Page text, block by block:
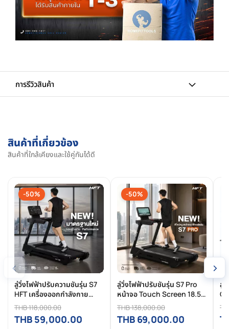
การรีวิวสินค้า
สินค้าที่เกี่ยวข้อง
สินค้าที่ใกล้เคียงและใช้คู่กันได้ดี
‹
-50%
ลู่วิ่งไฟฟ้าปรับความชันรุ่น S7
HFT เครื่องออกกำลังกาย
ฟิตเนสระดับ Commercial
ปรับชันอัตโนมัติ มอเตอร์ 6
แรงม้า จาก Homefittools
THB 118,000.00
THB 59,000.00
-50%
ลู่วิ่งไฟฟ้าปรับชันรุ่น S7 Pro
หน้าจอ Touch Screen 18.5
นิ้ว มอเตอร์ 6 แรงม้า ปรับ
ความชันอัตโนมัติ ระดับฟิตเนส
จริง
THB 138,000.00
THB 69,000.00
ลู่
แ
›